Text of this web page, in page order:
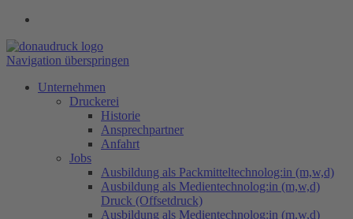
Navigation überspringen
Unternehmen
Druckerei
Historie
Ansprechpartner
Anfahrt
Jobs
Ausbildung als Packmitteltechnolog:in (m,w,d)
Ausbildung als Medientechnolog:in (m,w,d)
Druck (Offsetdruck)
Ausbildung als Medientechnolog:in (m,w,d)